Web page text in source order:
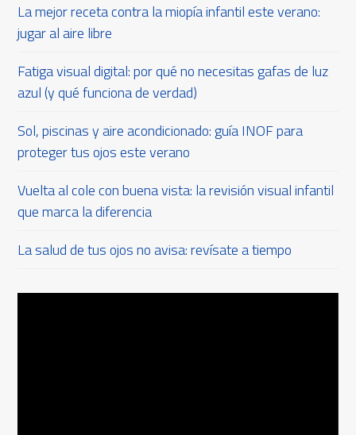
La mejor receta contra la miopía infantil este verano:
jugar al aire libre
Fatiga visual digital: por qué no necesitas gafas de luz
azul (y qué funciona de verdad)
Sol, piscinas y aire acondicionado: guía INOF para
proteger tus ojos este verano
Vuelta al cole con buena vista: la revisión visual infantil
que marca la diferencia
La salud de tus ojos no avisa: revísate a tiempo